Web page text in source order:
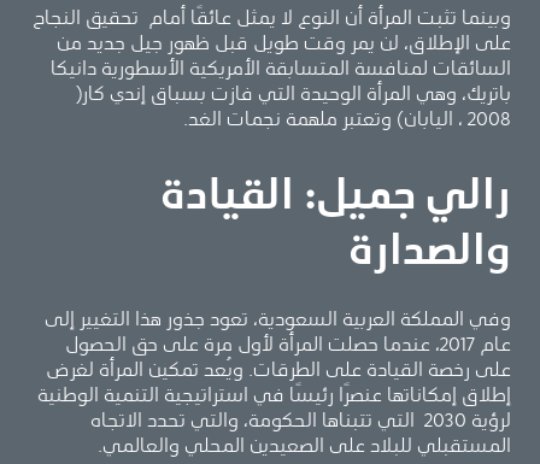
وبينما تثبت المرأة أن النوع لا يمثل عائقًا أمام تحقيق النجاح
على الإطلاق، لن يمر وقت طويل قبل ظهور جيل جديد من
السائقات لمنافسة المتسابقة الأمريكية الأسطورية دانيكا
باتريك، وهي المرأة الوحيدة التي فازت بسباق إندي كار(
2008 ، اليابان) وتعتبر ملهمة نجمات الغد.
رالي جميل: القيادة
والصدارة
وفي المملكة العربية السعودية، تعود جذور هذا التغيير إلى
عام 2017، عندما حصلت المرأة لأول مرة على حق الحصول
على رخصة القيادة على الطرقات. ويُعد تمكين المرأة لغرض
إطلاق إمكاناتها عنصرًا رئيسًا في استراتيجية التنمية الوطنية
لرؤية 2030 التي تتبناها الحكومة، والتي تحدد الاتجاه
المستقبلي للبلاد على الصعيدين المحلي والعالمي.